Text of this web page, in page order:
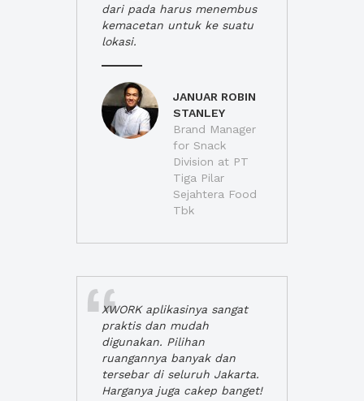
dari pada harus menembus
kemacetan untuk ke suatu
lokasi.
JANUAR ROBIN
STANLEY
Brand Manager
for Snack
Division at PT
Tiga Pilar
Sejahtera Food
Tbk
XWORK aplikasinya sangat
praktis dan mudah
digunakan. Pilihan
ruangannya banyak dan
tersebar di seluruh Jakarta.
Harganya juga cakep banget!